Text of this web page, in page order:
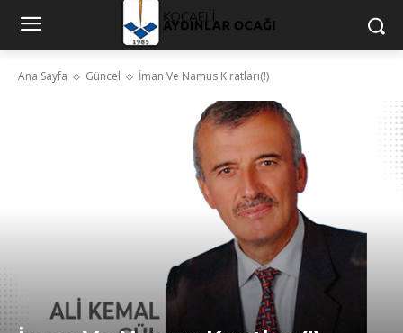
Ana Sayfa Güncel İman Ve Namus Kıratları(!)